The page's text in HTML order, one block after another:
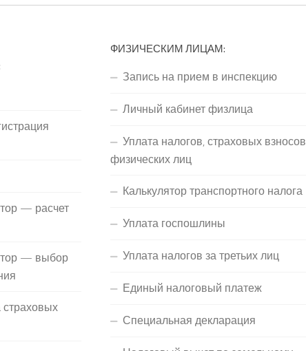
— расчет
— выбор
страховых
ФИЗИЧЕСКИМ ЛИЦАМ:
Запись на прием в инспекцию
Личный кабинет физлица
Уплата налогов, страховых взносов
физических лиц
Калькулятор транспортного налога
Уплата госпошлины
Уплата налогов за третьих лиц
Единый налоговый платеж
Специальная декларация